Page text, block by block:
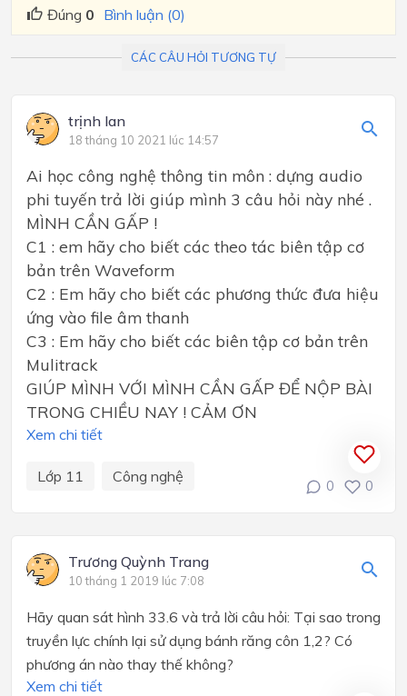
Đúng 0 Bình luận (0)
CÁC CÂU HỎI TƯƠNG TỰ
trịnh lan
18 tháng 10 2021 lúc 14:57
Ai học công nghệ thông tin môn : dựng audio
phi tuyến trả lời giúp mình 3 câu hỏi này nhé .
MÌNH CẦN GẤP !
C1 : em hãy cho biết các theo tác biên tập cơ
bản trên Waveform
C2 : Em hãy cho biết các phương thức đưa hiệu
ứng vào file âm thanh
C3 : Em hãy cho biết các biên tập cơ bản trên
Mulitrack
GIÚP MÌNH VỚI MÌNH CẦN GẤP ĐỂ NỘP BÀI
TRONG CHIỀU NAY ! CẢM ƠN
Xem chi tiết
Lớp 11 Công nghệ
0 0
Trương Quỳnh Trang
10 tháng 1 2019 lúc 7:08
Hãy quan sát hình 33.6 và trả lời câu hỏi: Tại sao trong
truyền lực chính lại sử dụng bánh răng côn 1,2? Có
phương án nào thay thế không?
Xem chi tiết